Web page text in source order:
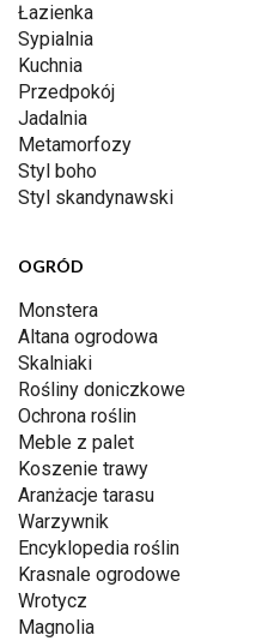
Łazienka
Sypialnia
Kuchnia
Przedpokój
Jadalnia
Metamorfozy
Styl boho
Styl skandynawski
OGRÓD
Monstera
Altana ogrodowa
Skalniaki
Rośliny doniczkowe
Ochrona roślin
Meble z palet
Koszenie trawy
Aranżacje tarasu
Warzywnik
Encyklopedia roślin
Krasnale ogrodowe
Wrotycz
Magnolia